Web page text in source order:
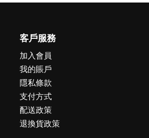
客戶服務
加入會員
我的賬戶
隱私條款
支付方式
配送政策
退換貨政策